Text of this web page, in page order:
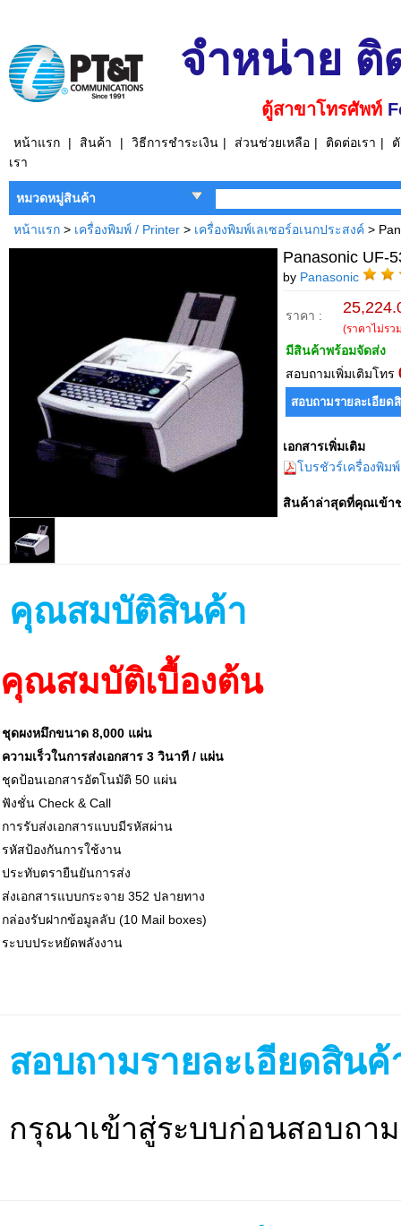
จำหน่าย ติ
ตู้สาขาโทรศัพท์
หน้าแรก | สินค้า | วิธีการชำระเงิน | ส่วนช่วยเหลือ | ติดต่อเรา |
เรา
หมวดหมู่สินค้า
หน้าแรก > เครื่องพิมพ์ / Printer > เครื่องพิมพ์เลเซอร์อเนกประสงค์ >
Panasonic UF-
by Panasonic
ราคา :
(ราคาไม่รว
มีสินค้าพร้อมจัดส่ง
สอบถามเพิ่มเติมโทร
เอกสารเพิ่มเติม
โบรชัวร์เครื่องพิม
สินค้าล่าสุดที่คุณเข้า
คุณสมบัติสินค้า
คุณสมบัติเบื้องต้น
ชุดผงหมึกขนาด 8,000 แผ่น
ความเร็วในการส่งเอกสาร 3 วินาที / แผ่น
ชุดป้อนเอกสารอัตโนมัติ 50 แผ่น
ฟังชั่น Check & Call
การรับส่งเอกสารแบบมีรหัสผ่าน
รหัสป้องกันการใช้งาน
ประทับตรายืนยันการส่ง
ส่งเอกสารแบบกระจาย 352 ปลายทาง
กล่องรับฝากข้อมูลลับ (10 Mail boxes)
ระบบประหยัดพลังงาน
สอบถามรายละเอียดสินค้
กรุณาเข้าสู่ระบบก่อนสอบถา